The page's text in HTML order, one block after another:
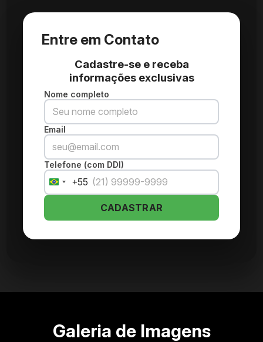
Entre em Contato
Cadastre-se e receba
informações exclusivas
Nome completo
Email
Telefone (com DDI)
Brazil
+55
+55
CADASTRAR
Galeria de Imagens